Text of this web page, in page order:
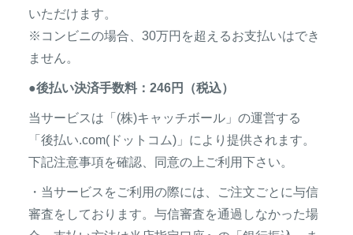
いただけます。
※コンビニの場合、30万円を超えるお支払いはでき
ません。
●後払い決済手数料：246円（税込）
当サービスは「(株)キャッチボール」の運営する
「後払い.com(ドットコム)」により提供されます。
下記注意事項を確認、同意の上ご利用下さい。
・当サービスをご利用の際には、ご注文ごとに与信
審査をしております。与信審査を通過しなかった場